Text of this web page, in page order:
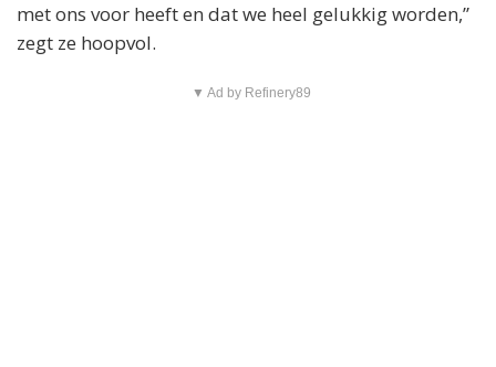
met ons voor heeft en dat we heel gelukkig worden,”
zegt ze hoopvol.
▼ Ad by Refinery89